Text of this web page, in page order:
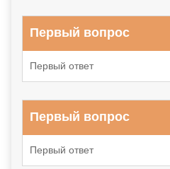
Первый вопрос
Первый ответ
Первый вопрос
Первый ответ